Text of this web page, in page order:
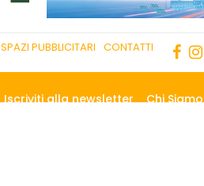
SPAZI PUBBLICITARI CONTATTI
Iscriviti alla newsletter Chi Siamo